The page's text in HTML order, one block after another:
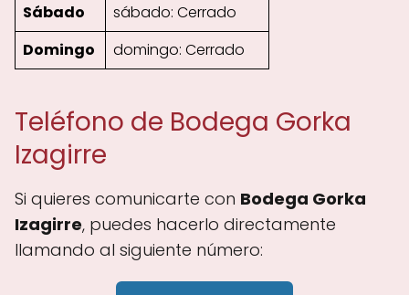
Sábado
sábado: Cerrado
Domingo
domingo: Cerrado
Teléfono de Bodega Gorka
Izagirre
Si quieres comunicarte con Bodega Gorka
Izagirre, puedes hacerlo directamente
llamando al siguiente número: